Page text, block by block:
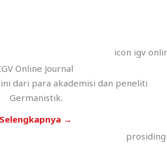
Online Journal
dari para akademisi dan peneliti
Germanistik.
Selengkapnya →